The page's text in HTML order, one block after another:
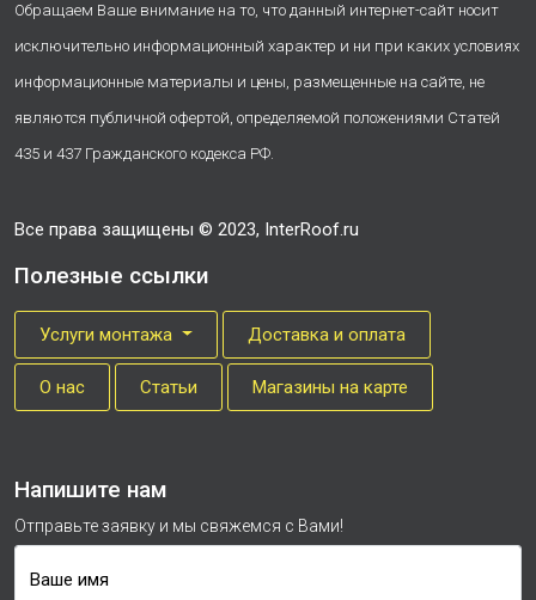
Обращаем Ваше внимание на то, что данный интернет-сайт носит
исключительно информационный характер и ни при каких условиях
информационные материалы и цены, размещенные на сайте, не
являются публичной офертой, определяемой положениями Статей
435 и 437 Гражданского кодекса РФ.
Все права защищены © 2023, InterRoof.ru
Полезные ссылки
Услуги монтажа Доставка и оплата
О нас Cтатьи Магазины на карте
Напишите нам
Отправьте заявку и мы свяжемся с Вами!
Ваше имя